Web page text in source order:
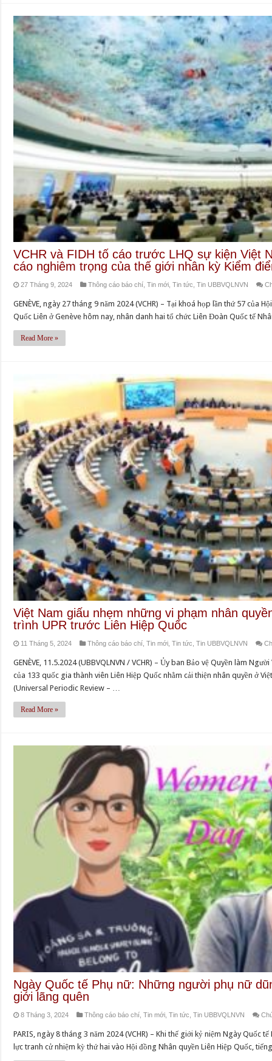
VCHR và FIDH tố cáo trước LHQ sự kiện Việt
cáo nghiêm trọng của thế giới nhân kỳ Kiểm
27 Tháng 9, 2024 Thông cáo báo chí,Tin mới,Tin tức,Tin UBBVQLNVN
GENÈVE, ngày 27 tháng 9 năm 2024 (VCHR) – Tại khoá họp lần thứ 57 của
Quốc Liên ở Genève hôm nay, nhân danh hai tổ chức Liên Đoàn Quốc tế
Read More »
Việt Nam giấu nhẹm những vi phạm nhân
trình UPR trước Liên Hiệp Quốc
11 Tháng 5, 2024 Thông cáo báo chí ,Tin mới ,Tin tức ,Tin UBBVQLNVN
GENÈVE, 11.5.2024 (UBBVQLNVN / VCHR) – Ủy ban Bảo vệ Quyền làm
của 133 quốc gia thành viên Liên Hiệp Quốc nhằm cải thiện nhân quyền ở
(Universal Periodic Review – …
Read More »
Ngày Quốc tế Phụ nữ: Những người phụ nữ
giới lãng quên
8 Tháng 3, 2024 Thông cáo báo chí ,Tin mới ,Tin tức ,Tin UBBVQLNVN
PARIS, ngày 8 tháng 3 năm 2024 (VCHR) – Khi thế giới kỷ niệm Ngày Quốc
lực tranh cử nhiệm kỳ thứ hai vào Hội đồng Nhân quyền Liên Hiệp Quốc,